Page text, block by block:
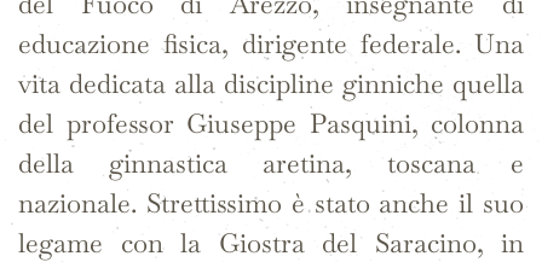
educazione fisica, dirigente federale. Una
vita dedicata alla discipline ginniche quella
del professor Giuseppe Pasquini, colonna
della ginnastica aretina, toscana e
nazionale. Strettissimo è stato anche il suo
legame con la Giostra del Saracino, in